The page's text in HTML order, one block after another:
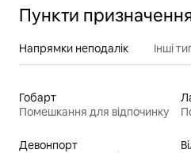
Пункти
Напрямки неподалік Інші
Гобарт
Помешкання для відпочинку
Девонпорт